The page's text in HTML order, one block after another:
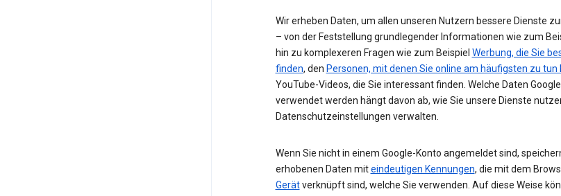
Wir erheben Daten, um allen unseren Nutzern bessere Dienste
– von der Feststellung grundlegender Informationen wie zum
hin zu komplexeren Fragen wie zum Beispiel Werbung, die Sie
finden, den Personen, mit denen Sie online am häufigsten zu tun
YouTube-Videos, die Sie interessant finden. Welche Daten
verwendet werden hängt davon ab, wie Sie unsere Dienste
Datenschutzeinstellungen verwalten.
Wenn Sie nicht in einem Google-Konto angemeldet sind,
erhobenen Daten miteindeutigen Kennungen, die mit dem
Gerätverknüpft sind, welche Sie verwenden. Auf diese Weise